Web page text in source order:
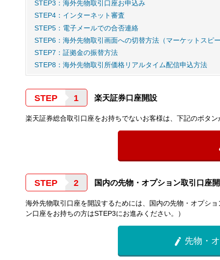
STEP3：海外先物取引口座お申込み
STEP4：インターネット審査
STEP5：電子メールでの合否連絡
STEP6：海外先物取引画面への切替方法（マーケットスピ
STEP7：証拠金の振替方法
STEP8：海外先物取引所価格リアルタイム配信申込方法
STEP 楽天証券口座開設
楽天証券総合取引口座をお持ちでないお客様は、下記のボタ
STEP 国内の先物・オプション取引口座
海外先物取引口座を開設するためには、国内の先物・オプシ
ン口座をお持ちの方はSTEP3にお進みください。）
 先物・